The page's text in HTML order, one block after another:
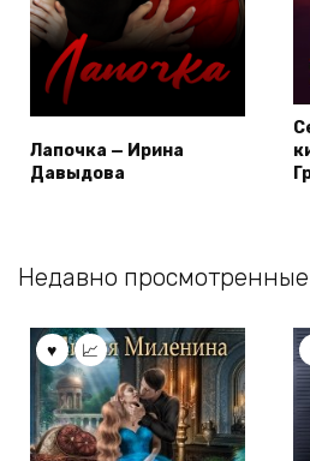
Лапочка — Ирина
Давыдова
Недавно